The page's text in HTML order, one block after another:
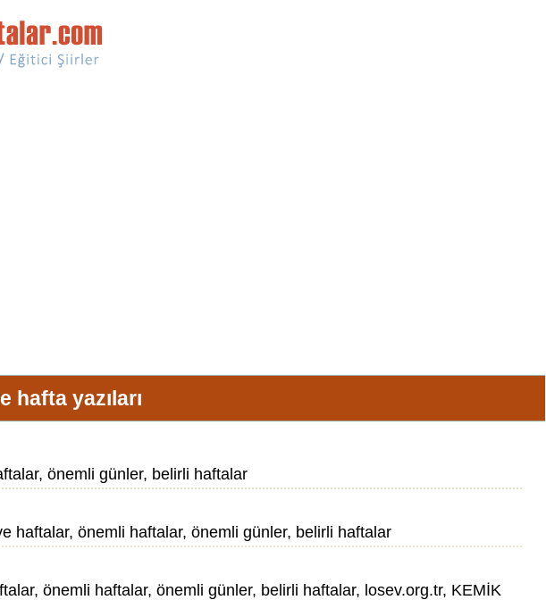
hafta yazıları
önemli günler, belirli haftalar
haftalar, önemli haftalar, önemli günler, belirli haftalar
önemli haftalar, önemli günler, belirli haftalar, losev.org.tr, KEMİK